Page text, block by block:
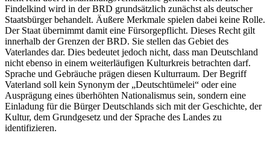
Findelkind wird in der BRD grundsätzlich zunächst als deutscher
Staatsbürger behandelt. Äußere Merkmale spielen dabei keine Rolle.
Der Staat übernimmt damit eine Fürsorgepflicht. Dieses Recht gilt
innerhalb der Grenzen der BRD. Sie stellen das Gebiet des
Vaterlandes dar. Dies bedeutet jedoch nicht, dass man Deutschland
nicht ebenso in einem weiterläufigen Kulturkreis betrachten darf.
Sprache und Gebräuche prägen diesen Kulturraum. Der Begriff
Vaterland soll kein Synonym der „Deutschtümelei“ oder eine
Ausprägung eines überhöhten Nationalismus sein, sondern eine
Einladung für die Bürger Deutschlands sich mit der Geschichte, der
Kultur, dem Grundgesetz und der Sprache des Landes zu
identifizieren.